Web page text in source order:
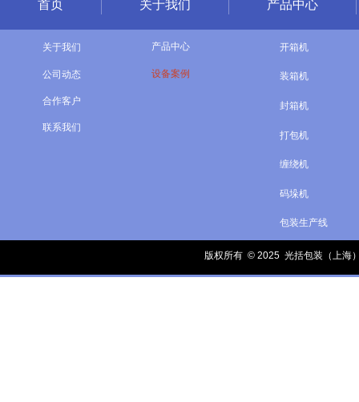
首页 关于我们 产品中心
版权所有 © 2025 光括包装（上
关于我们
公司动态
合作客户
联系我们
开箱机
装箱机
封箱机
打包机
缠绕机
码垛机
包装生产线
产品中心
设备案例